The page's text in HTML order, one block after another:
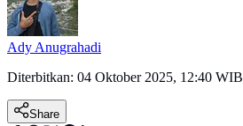
Ady Anugrahadi
Diterbitkan: 04 Oktober 2025, 12:40 WIB
Share